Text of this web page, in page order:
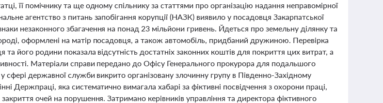
її помічнику та ще одному спільнику за статтями про організацію надання неправомірної
агентство з питань запобігання корупції (НАЗК) виявило у посадовця Закарпатської
незаконного збагачення на понад 23 мільйони гривень. Йдеться про земельну ділянку та
оформлені на матір посадовця, а також автомобіль, придбаний дружиною. Перевірка
та його родини показала відсутність достатніх законних коштів для покриття цих витрат, а
Матеріали справи передано до Офісу Генерального прокурора для подальшого
сфері державної служби викрито організовану злочинну групу в Південно-Західному
Держпраці, яка систематично вимагала хабарі за фіктивні посвідчення з охорони праці,
очей на порушення. Затримано керівників управління та директора фіктивного